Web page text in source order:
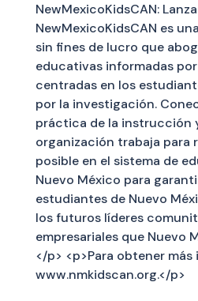
NewMexicoKidsCAN:
NewMexicoKidsCAN es
sin fines de lucro que
educativas informadas
centradas en los
por la investigación.
práctica de la instrucción
organización trabaja para
posible en el sistema de
Nuevo México para
estudiantes de Nuevo
los futuros líderes
empresariales que Nuevo
</p> <p>Para obtener
www.nmkidscan.org.</p>